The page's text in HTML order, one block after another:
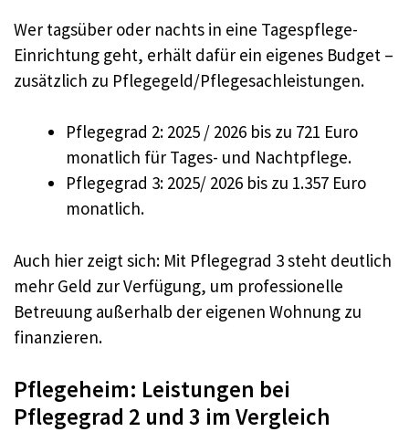
Wer tagsüber oder nachts in eine Tagespflege-
Einrichtung geht, erhält dafür ein eigenes Budget –
zusätzlich zu Pflegegeld/Pflegesachleistungen.
Pflegegrad 2: 2025 / 2026 bis zu 721 Euro
monatlich für Tages- und Nachtpflege.
Pflegegrad 3: 2025/ 2026 bis zu 1.357 Euro
monatlich.
Auch hier zeigt sich: Mit Pflegegrad 3 steht deutlich
mehr Geld zur Verfügung, um professionelle
Betreuung außerhalb der eigenen Wohnung zu
finanzieren.
Pflegeheim: Leistungen bei
Pflegegrad 2 und 3 im Vergleich